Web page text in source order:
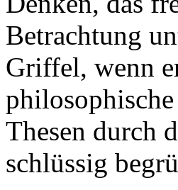
Betrachtung
Griffel, wenn
Thesen durch
schlüssig